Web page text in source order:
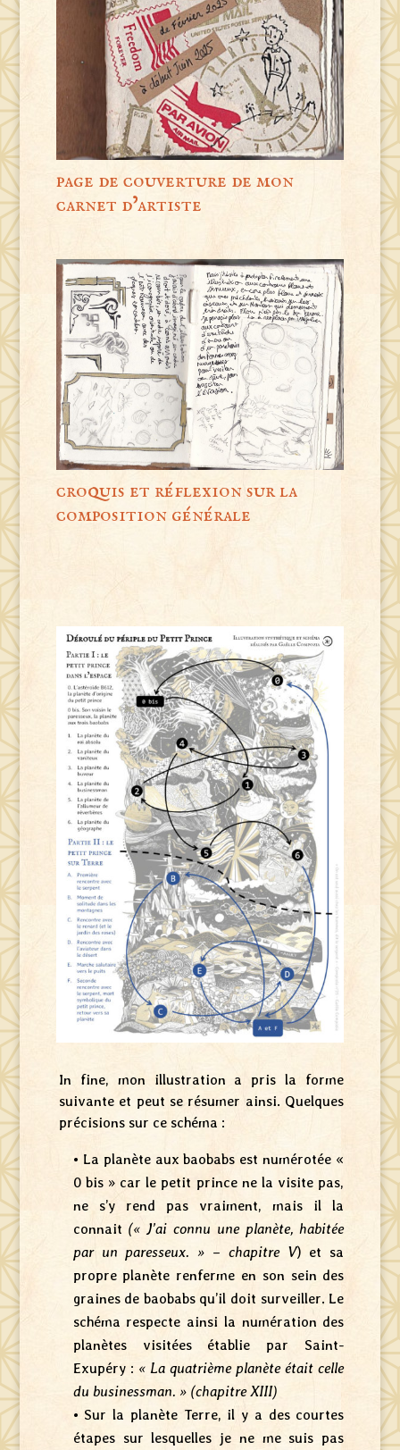
page de couverture de mon
carnet d’artiste
croquis et réflexion sur la
composition générale
In fine, mon illustration a pris la forme
suivante et peut se résumer ainsi. Quelques
précisions sur ce schéma :
• La planète aux baobabs est numérotée «
0 bis » car le petit prince ne la visite pas,
ne s’y rend pas vraiment, mais il la
connait (« J’ai connu une planète, habitée
par un paresseux. » – chapitre V) et sa
propre planète renferme en son sein des
graines de baobabs qu’il doit surveiller. Le
schéma respecte ainsi la numération des
planètes visitées établie par Saint-
Exupéry : « La quatrième planète était celle
du businessman. » (chapitre XIII)
• Sur la planète Terre, il y a des courtes
étapes sur lesquelles je ne me suis pas